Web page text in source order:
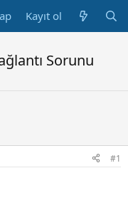
Kayıt ol
Sorunu
#1